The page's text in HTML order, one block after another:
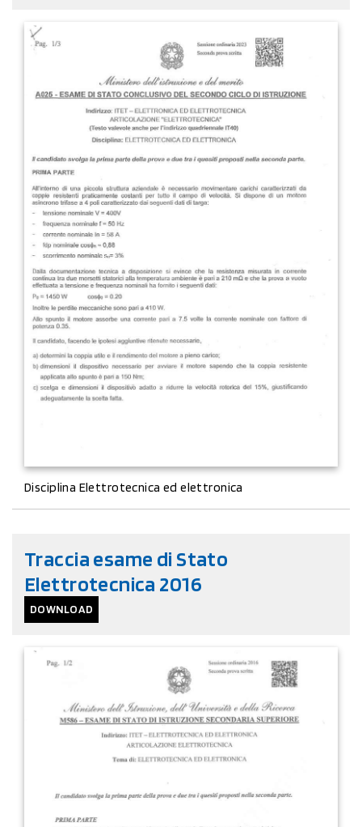
Disciplina Elettrotecnica ed elettronica
Traccia esame di Stato
Elettrotecnica 2016
DOWNLOAD